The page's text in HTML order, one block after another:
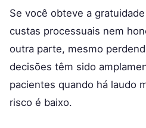
Se você obteve a
custas processuais nem
outra parte, mesmo
decisões têm sido
pacientes quando há laudo
risco é baixo.